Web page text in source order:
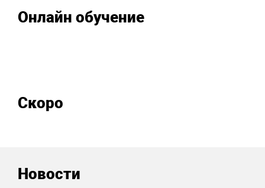
Онлайн обучение
Скоро
Новости